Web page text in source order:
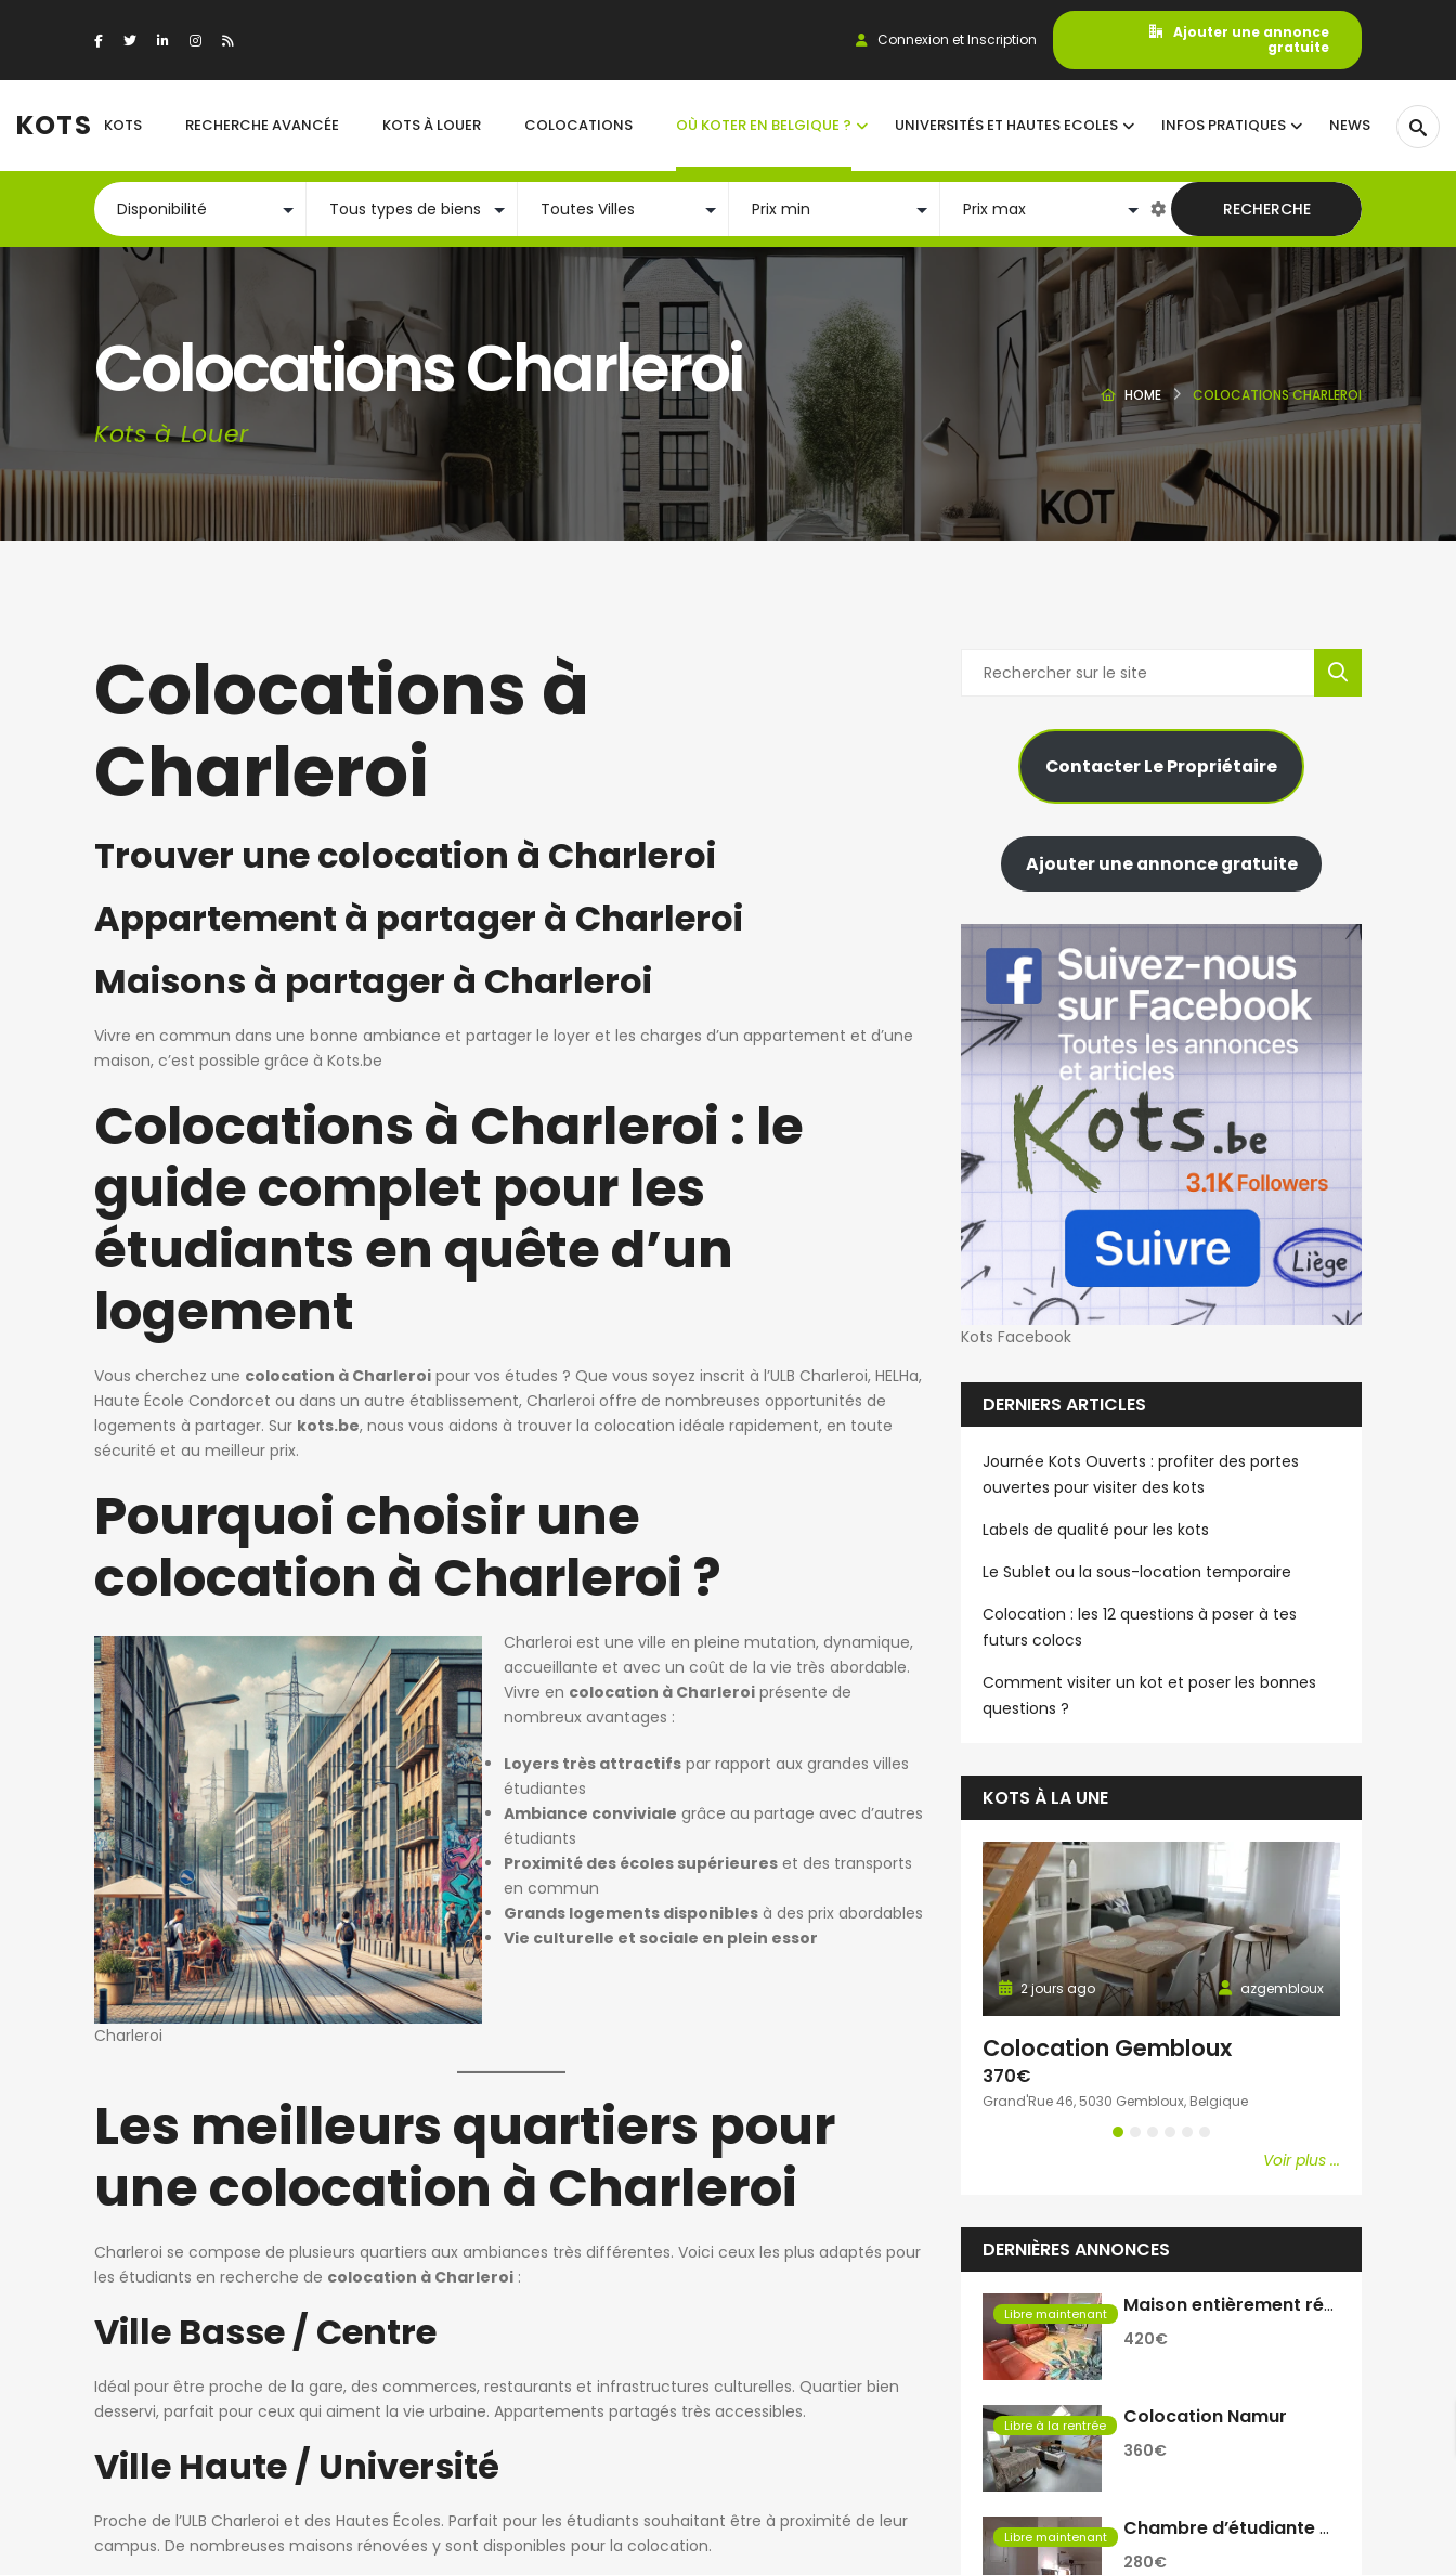
Connexion et Inscription
Ajouter une annonce
gratuite
KOTS KOTS RECHERCHE AVANCÉE KOTS À LOUER COLOCATIONS OÙ KOTER EN BELGIQUE ? UNIVERSITÉS ET HAUTES ECOLES INFOS PRATIQUES NEWS
RECHERCHE
Colocations Charleroi
Kots à Louer
HOME COLOCATIONS CHARLEROI
Colocations à
Charleroi
Trouver une colocation à Charleroi
Appartement à partager à Charleroi
Maisons à partager à Charleroi
Vivre en commun dans une bonne ambiance et partager le loyer et les charges d’un appartement et d’une
maison, c’est possible grâce à Kots.be
Colocations à Charleroi : le
guide complet pour les
étudiants en quête d’un
logement
Vous cherchez une colocation à Charleroi pour vos études ? Que vous soyez inscrit à l’ULB Charleroi, HELHa,
Haute École Condorcet ou dans un autre établissement, Charleroi offre de nombreuses opportunités de
logements à partager. Sur kots.be, nous vous aidons à trouver la colocation idéale rapidement, en toute
sécurité et au meilleur prix.
Pourquoi choisir une
colocation à Charleroi ?
Charleroi
Charleroi est une ville en pleine mutation, dynamique,
accueillante et avec un coût de la vie très abordable.
Vivre en colocation à Charleroi présente de
nombreux avantages :
Loyers très attractifs par rapport aux grandes villes
étudiantes
Ambiance conviviale grâce au partage avec d’autres
étudiants
Proximité des écoles supérieures et des transports
en commun
Grands logements disponibles à des prix abordables
Vie culturelle et sociale en plein essor
Les meilleurs quartiers pour
une colocation à Charleroi
Charleroi se compose de plusieurs quartiers aux ambiances très différentes. Voici ceux les plus adaptés pour
les étudiants en recherche de colocation à Charleroi :
Ville Basse / Centre
Idéal pour être proche de la gare, des commerces, restaurants et infrastructures culturelles. Quartier bien
desservi, parfait pour ceux qui aiment la vie urbaine. Appartements partagés très accessibles.
Ville Haute / Université
Proche de l’ULB Charleroi et des Hautes Écoles. Parfait pour les étudiants souhaitant être à proximité de leur
campus. De nombreuses maisons rénovées y sont disponibles pour la colocation.
Contacter Le Propriétaire
Ajouter une annonce gratuite
Kots Facebook
DERNIERS ARTICLES
Journée Kots Ouverts : profiter des portes
ouvertes pour visiter des kots
Labels de qualité pour les kots
Le Sublet ou la sous-location temporaire
Colocation : les 12 questions à poser à tes
futurs colocs
Comment visiter un kot et poser les bonnes
questions ?
KOTS À LA UNE
patricia nadege 6 jours ago
Rue du Vieux Mayeur 1, 4000 Liège, Belgique
azgembloux
2 jours ago
Colocation Gembloux
370€
Grand'Rue 46, 5030 Gembloux, Belgique
Voir plus ...
DERNIÈRES ANNONCES
Libre maintenant Maison entièrement rénovée
420€
Libre à la rentrée Colocation Namur
360€
Libre maintenant Chambre d’étudiante a louer
280€